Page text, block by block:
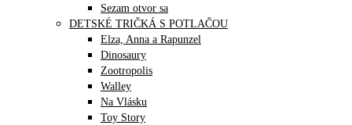
Sezam otvor sa
DETSKÉ TRIČKÁ S POTLAČOU
Elza, Anna a Rapunzel
Dinosaury
Zootropolis
Walley
Na Vlásku
Toy Story